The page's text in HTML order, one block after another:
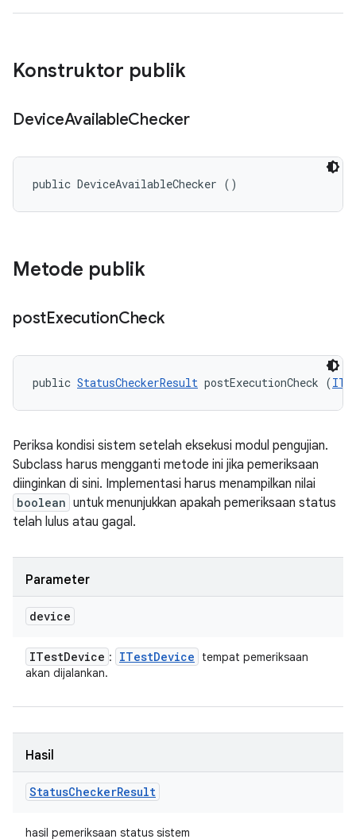
Konstruktor publik
DeviceAvailableChecker
public DeviceAvailableChecker ()
Metode publik
postExecutionCheck
public StatusCheckerResult postExecutionCheck (
Periksa kondisi sistem setelah eksekusi modul pengujian.
Subclass harus mengganti metode ini jika pemeriksaan
diinginkan di sini. Implementasi harus menampilkan nilai
boolean untuk menunjukkan apakah pemeriksaan status
telah lulus atau gagal.
Parameter
device
ITestDevice : ITestDevice
tempat pemeriksaan
akan dijalankan.
Hasil
StatusCheckerResult
hasil pemeriksaan status sistem